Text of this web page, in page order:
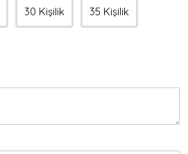
30 Kişilik 35 Kişilik